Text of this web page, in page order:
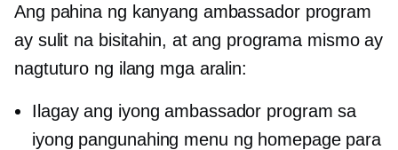
Ang pahina ng kanyang ambassador program
ay sulit na bisitahin, at ang programa mismo ay
nagtuturo ng ilang mga aralin:
Ilagay ang iyong ambassador program sa
iyong pangunahing menu ng homepage para